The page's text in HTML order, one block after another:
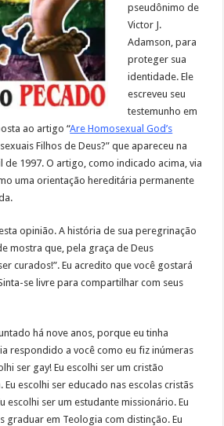
pseudônimo de
Victor J.
Adamson, para
proteger sua
identidade. Ele
escreveu seu
testemunho em
ao artigo “Are Homosexual God’s
Filhos de Deus?” que apareceu na
de 1997. O artigo, como indicado acima, via
uma orientação hereditária permanente
opinião. A história de sua peregrinação
mostra que, pela graça de Deus
curados!”. Eu acredito que você gostará
se livre para compartilhar com seus
há nove anos, porque eu tinha
respondido a você como eu fiz inúmeras
ser gay! Eu escolhi ser um cristão
escolhi ser educado nas escolas cristãs
escolhi ser um estudante missionário. Eu
graduar em Teologia com distinção. Eu